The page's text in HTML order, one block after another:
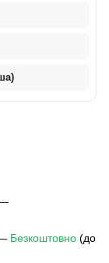
—
Безкоштовно (до